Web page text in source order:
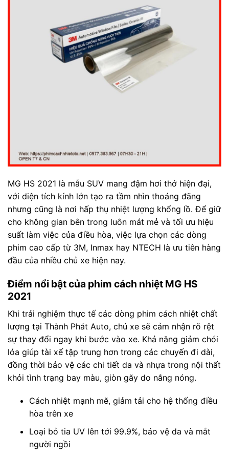
MG HS 2021 là mẫu SUV mang đậm hơi thở hiện đại,
với diện tích kính lớn tạo ra tầm nhìn thoáng đãng
nhưng cũng là nơi hấp thụ nhiệt lượng khổng lồ. Để giữ
cho không gian bên trong luôn mát mẻ và tối ưu hiệu
suất làm việc của điều hòa, việc lựa chọn các dòng
phim cao cấp từ 3M, Inmax hay NTECH là ưu tiên hàng
đầu của nhiều chủ xe hiện nay.
Điểm nổi bật của phim cách nhiệt MG HS
2021
Khi trải nghiệm thực tế các dòng phim cách nhiệt chất
lượng tại Thành Phát Auto, chủ xe sẽ cảm nhận rõ rệt
sự thay đổi ngay khi bước vào xe. Khả năng giảm chói
lóa giúp tài xế tập trung hơn trong các chuyến đi dài,
đồng thời bảo vệ các chi tiết da và nhựa trong nội thất
khỏi tình trạng bay màu, giòn gãy do nắng nóng.
Cách nhiệt mạnh mẽ, giảm tải cho hệ thống điều
hòa trên xe
Loại bỏ tia UV lên tới 99.9%, bảo vệ da và mắt
người ngồi